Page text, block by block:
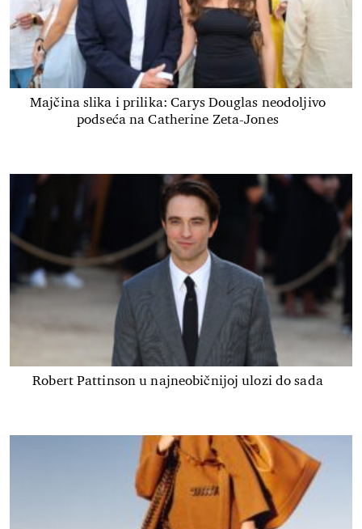
Majčina slika i prilika: Carys Douglas neodoljivo
podseća na Catherine Zeta-Jones
Robert Pattinson u najneobičnijoj ulozi do sada